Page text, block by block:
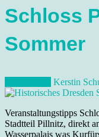
Schloss
Sommer
Kerstin
Veranstaltungstipps
Stadtteil Pillnitz, direkt
Wasserpalais was